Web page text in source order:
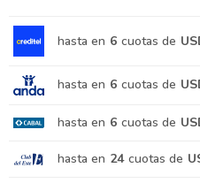
hasta en 6 cuotas de
hasta en 6 cuotas de
hasta en 6 cuotas de
hasta en 24 cuotas de